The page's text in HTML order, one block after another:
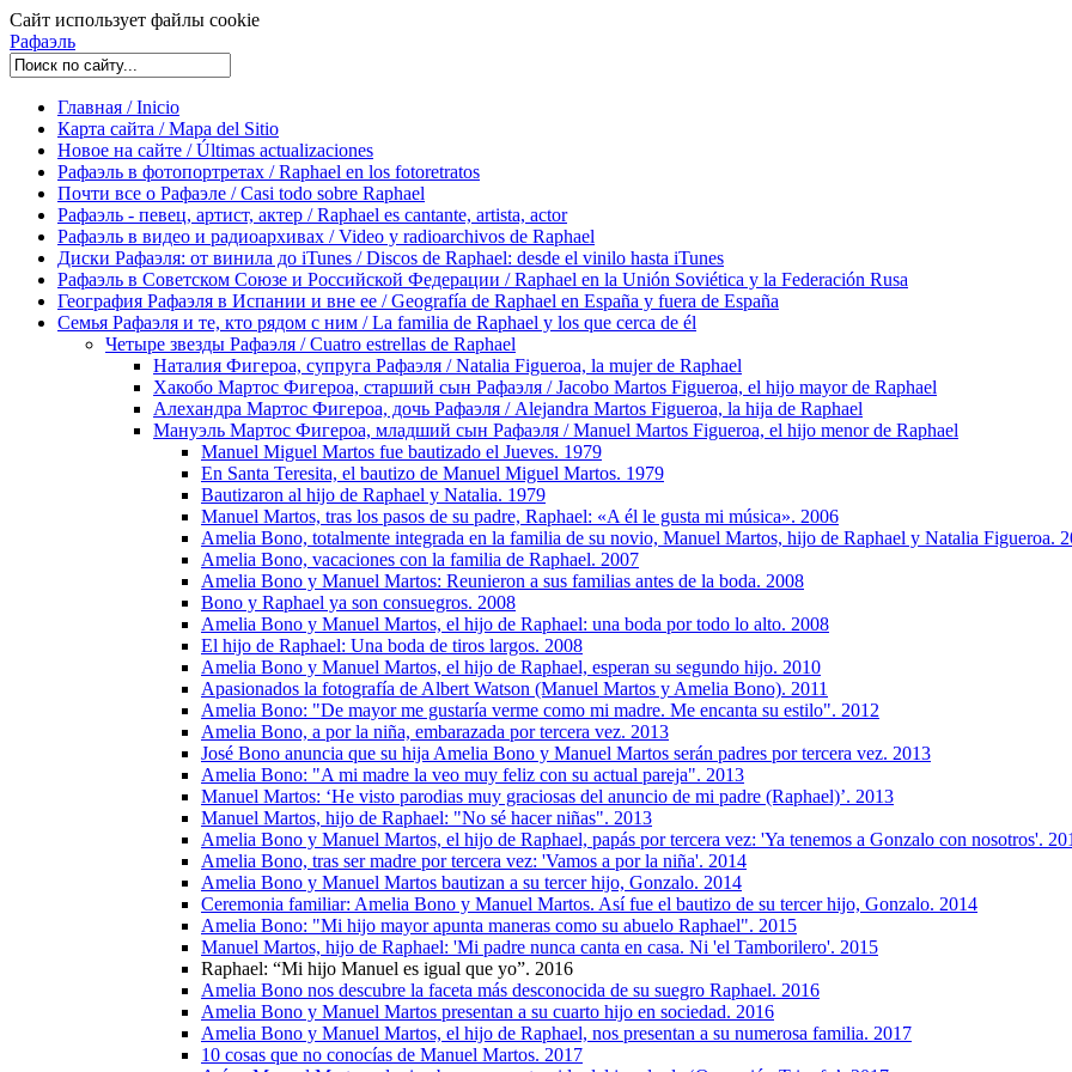
Сайт использует файлы cookie
Рафаэль
Главная / Inicio
Карта сайта / Mapa del Sitio
Новое на сайте / Últimas actualizaciones
Рафаэль в фотопортретах / Raphael en los fotoretratos
Почти все о Рафаэле / Casi todo sobre Raphael
Рафаэль - певец, артист, актер / Raphael es cantante, artista, actor
Рафаэль в видео и радиоархивах / Video y radioarchivos de Raphael
Диски Рафаэля: от винила до iTunes / Discos de Raphael: desde el vinilo hasta iTunes
Рафаэль в Советском Союзе и Российской Федерации / Raphael en la Unión Soviética y la Federación Rusa
География Рафаэля в Испании и вне ее / Geografía de Raphael en España y fuera de España
Семья Рафаэля и те, кто рядом с ним / La familia de Raphael y los que cerca de él
Четыре звезды Рафаэля / Cuatro estrellas de Raphael
Наталия Фигероа, супруга Рафаэля / Natalia Figueroa, la mujer de Raphael
Хакобо Мартос Фигероа, старший сын Рафаэля / Jacobo Martos Figueroa, el hijo mayor de Raphael
Алехандра Мартос Фигероа, дочь Рафаэля / Alejandra Martos Figueroa, la hija de Raphael
Мануэль Мартос Фигероа, младший сын Рафаэля / Manuel Martos Figueroa, el hijo menor de Raphael
Manuel Miguel Martos fue bautizado el Jueves. 1979
En Santa Teresita, el bautizo de Manuel Miguel Martos. 1979
Bautizaron al hijo de Raphael y Natalia. 1979
Manuel Martos, tras los pasos de su padre, Raphael: «A él le gusta mi música». 2006
Amelia Bono, totalmente integrada en la familia de su novio, Manuel Martos, hijo de Raphael y Natalia Figueroa.
Amelia Bono, vacaciones con la familia de Raphael. 2007
Amelia Bono y Manuel Martos: Reunieron a sus familias antes de la boda. 2008
Bono y Raphael ya son consuegros. 2008
Amelia Bono y Manuel Martos, el hijo de Raphael: una boda por todo lo alto. 2008
El hijo de Raphael: Una boda de tiros largos. 2008
Amelia Bono y Manuel Martos, el hijo de Raphael, esperan su segundo hijo. 2010
Apasionados la fotografía de Albert Watson (Manuel Martos y Amelia Bono). 2011
Amelia Bono: "De mayor me gustaría verme como mi madre. Me encanta su estilo". 2012
Amelia Bono, a por la niña, embarazada por tercera vez. 2013
José Bono anuncia que su hija Amelia Bono y Manuel Martos serán padres por tercera vez. 2013
Amelia Bono: "A mi madre la veo muy feliz con su actual pareja". 2013
Manuel Martos: ‘He visto parodias muy graciosas del anuncio de mi padre (Raphael)’. 2013
Manuel Martos, hijo de Raphael: "No sé hacer niñas". 2013
Amelia Bono y Manuel Martos, el hijo de Raphael, papás por tercera vez: 'Ya tenemos a Gonzalo con nosotros'.
Amelia Bono, tras ser madre por tercera vez: 'Vamos a por la niña'. 2014
Amelia Bono y Manuel Martos bautizan a su tercer hijo, Gonzalo. 2014
Ceremonia familiar: Amelia Bono y Manuel Martos. Así fue el bautizo de su tercer hijo, Gonzalo. 2014
Amelia Bono: "Mi hijo mayor apunta maneras como su abuelo Raphael". 2015
Manuel Martos, hijo de Raphael: 'Mi padre nunca canta en casa. Ni 'el Tamborilero'. 2015
Raphael: “Mi hijo Manuel es igual que yo”. 2016
Amelia Bono nos descubre la faceta más desconocida de su suegro Raphael. 2016
Amelia Bono y Manuel Martos presentan a su cuarto hijo en sociedad. 2016
Amelia Bono y Manuel Martos, el hijo de Raphael, nos presentan a su numerosa familia. 2017
10 cosas que no conocías de Manuel Martos. 2017